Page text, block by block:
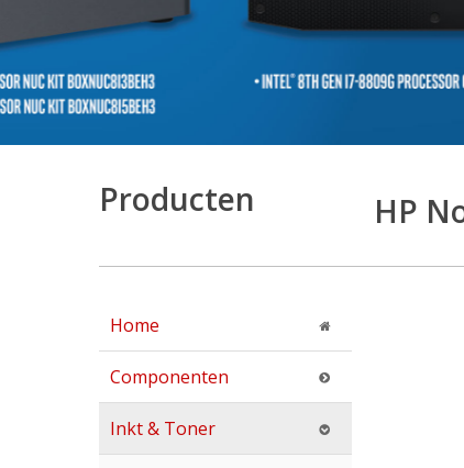
Producten
Home
Componenten
Inkt & Toner
HP